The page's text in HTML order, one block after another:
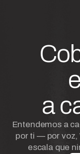
a
Entendemos a
por ti — por voz,
escala que